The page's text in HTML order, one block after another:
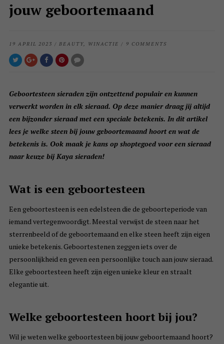
jouw geboortemaand
19 APRIL 2023 / BEAUTY, WINACTIE / 9 COMMENTS
Geboortesteen sieraden zijn ontzettend populair en kunnen
verwerkt worden in elk sieraad. Op deze manier draag jij altijd
een bijzonder sieraad met een speciale betekenis. In dit artikel
lees je welke steen bij jouw geboortemaand hoort en wat de
betekenis is. Ook maak je kans op shoptegoed voor een sieraad
naar keuze bij Kaya sieraden!
Wat is een geboortesteen
Een geboortesteen is een edelsteen die de geboorteperiode van
iemand vertegenwoordigt. Meestal verwijst de steen naar het
sterrenbeeld of de geboortemaand en elke steen heeft zijn eigen
unieke betekenis. Geboortestenen zeggen iets over de
persoonlijkheid en geven een persoonlijke touch aan jouw sieraad.
Elke geboortesteen heeft zijn eigen unieke kleur en straalt
elegantie uit.
Welke geboortesteen hoort bij jou?
Wil je weten welke geboortesteen bij jouw geboortemaand hoort?